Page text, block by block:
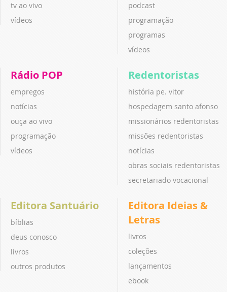
tv ao vivo
vídeos
podcast
programação
programas
vídeos
Rádio POP
empregos
notícias
ouça ao vivo
programação
vídeos
Redentoristas
história pe. vitor
hospedagem santo afonso
missionários redentoristas
missões redentoristas
notícias
obras sociais redentoristas
secretariado vocacional
Editora Santuário
bíblias
deus conosco
livros
outros produtos
Editora Ideias &
Letras
livros
coleções
lançamentos
ebook